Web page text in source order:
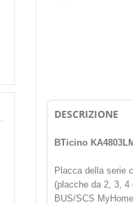
DESCRIZIONE
BTicino
Placca della serie
(placche da 2, 3,
BUS/SCS